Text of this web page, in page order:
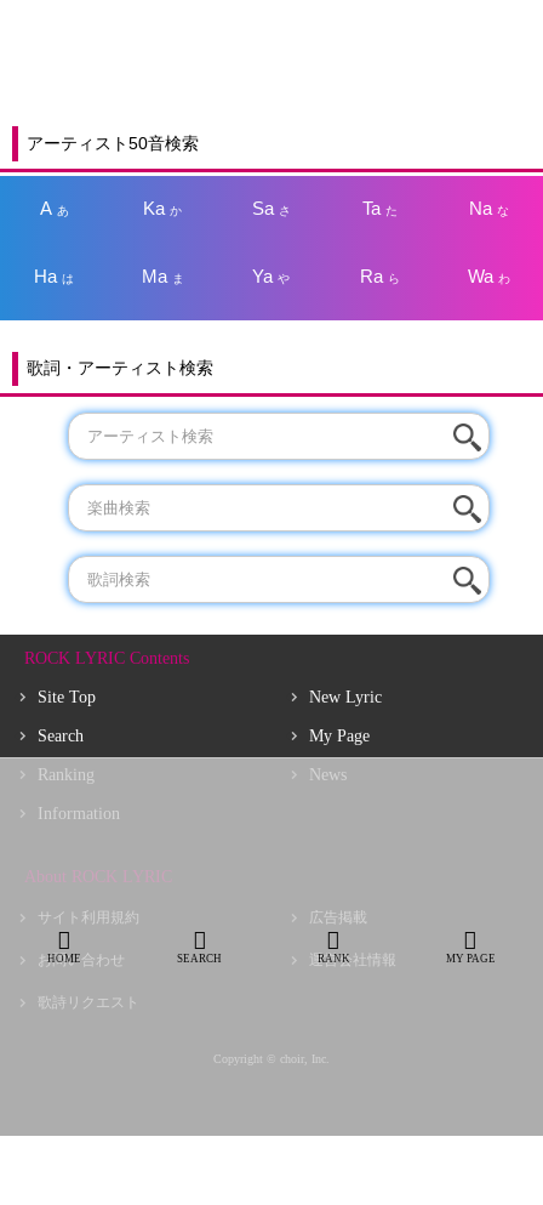
アーティスト50音検索
A あ Kaか Sa さ Taた Na な
Haは Ma ま Yaや Ra ら Wa わ
歌詞・アーティスト検索
ROCK LYRIC Contents
Site Top
Search
Ranking
Information
New Lyric
My Page
News
About ROCK LYRIC
サイト利用規約
お問い合わせ
歌詩リクエスト
広告掲載
運営会社情報
Copyright © choir, Inc.
HOME SEARCH RANK MY PAGE